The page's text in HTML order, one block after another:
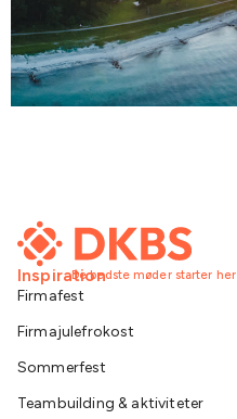
De bedste møder starter her
Inspiration
Firmafest
Firmajulefrokost
Sommerfest
Teambuilding & aktiviteter